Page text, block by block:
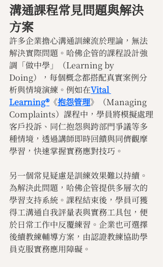
溝通課程常見問題與解決
方案
許多企業擔心溝通訓練流於理論，無法
解決實際問題。哈佛企管的課程設計強
調「做中學」（Learning by
Doing），每個概念都搭配真實案例分
析與情境演練。例如在Vital
Learning®《抱怨管理》（Managing
Complaints）課程中，學員將模擬處理
客戶投訴、同仁抱怨與跨部門爭議等多
種情境，透過講師即時回饋與同儕觀摩
學習，快速掌握實務應對技巧。
另一個常見疑慮是訓練效果難以持續。
為解決此問題，哈佛企管提供多層次的
學習支持系統。課程結束後，學員可獲
得工溝通自我評量表與實務工具包，便
於日常工作中反覆練習。企業也可選擇
後續教練輔導方案，由認證教練協助學
員克服實務應用障礙。